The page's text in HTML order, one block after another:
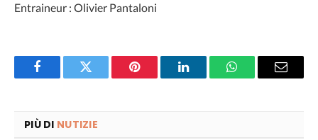
Entraineur : Olivier Pantaloni
FacebookTwitter Pinterest LinkedInWhatsAppEmail
PIÙ DI NUTIZIE